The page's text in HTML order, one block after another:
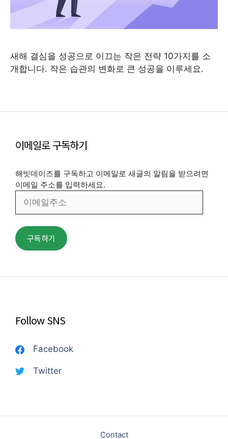
새해 결심을 성공으로 이끄는 작은 전략 10가지를 소
개합니다. 작은 습관의 변화로 큰 성공을 이루세요.
이메일로 구독하기
해빗데이즈를 구독하고 이메일로 새글의 알림을 받으려면
이메일 주소를 입력하세요.
일
주
소
구독하기
Follow SNS
Facebook
Twitter
Contact